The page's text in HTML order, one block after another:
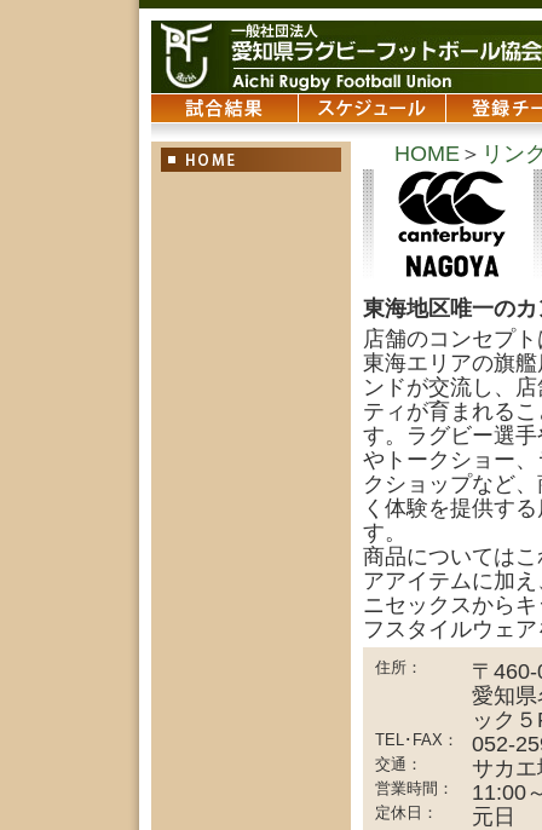
HOME ＞ リン
東海地区唯一の
店舗のコンセプ
東海エリアの旗
ンドが交流し、
ティが育まれる
す。ラグビー選
やトークショー
クショップなど
く体験を提供す
す。
商品については
アアイテムに加
ニセックスから
フスタイルウェ
住所：
〒
愛知
ック５
TEL･FAX： 052-
交通： サカ
営業時間： 11:00
定休日： 元日